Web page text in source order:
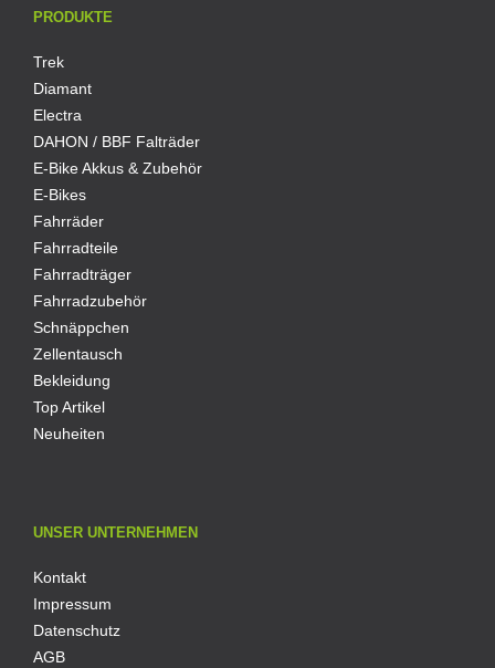
PRODUKTE
Trek
Diamant
Electra
DAHON / BBF Falträder
E-Bike Akkus & Zubehör
E-Bikes
Fahrräder
Fahrradteile
Fahrradträger
Fahrradzubehör
Schnäppchen
Zellentausch
Bekleidung
Top Artikel
Neuheiten
UNSER UNTERNEHMEN
Kontakt
Impressum
Datenschutz
AGB